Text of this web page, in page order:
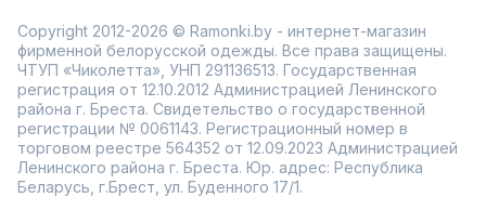
Copyright 2012-2026 © Ramonki.by - интернет-магазин
фирменной белорусской одежды. Все права защищены.
ЧТУП «Чиколетта», УНП 291136513. Государственная
регистрация от 12.10.2012 Администрацией Ленинского
района г. Бреста. Свидетельство о государственной
регистрации № 0061143. Регистрационный номер в
торговом реестре 564352 от 12.09.2023 Администрацией
Ленинского района г. Бреста. Юр. адрес: Республика
Беларусь, г.Брест, ул. Буденного 17/1.